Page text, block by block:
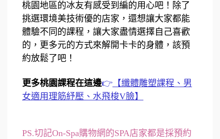
桃園地區的冰友有感受到編的用心吧！除了
挑選環境美技術優的店家，還想讓大家都能
體驗不同的課程，讓大家盡情選擇自己喜歡
的，更多元的方式來解開卡卡的身體，該預
約放鬆了吧！
更多桃園課程在這邊👉 【纖體雕塑課程、男
女適用理筋紓壓、水飛梭V臉】
PS.切記On-Spa購物網的SPA店家都是採預約